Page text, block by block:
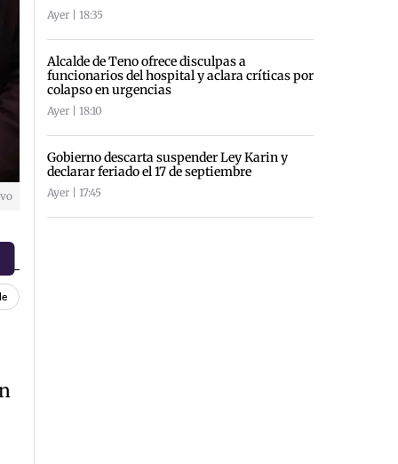
Ayer | 18:35
Alcalde de Teno ofrece disculpas a
funcionarios del hospital y aclara críticas por
colapso en urgencias
Ayer | 18:10
Gobierno descarta suspender Ley Karin y
declarar feriado el 17 de septiembre
Ayer | 17:45